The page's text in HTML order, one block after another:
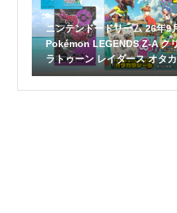
ニンテンドードリーム 26年9
Pokémon LEGENDS Z-A ク
ラトゥーン レイダース オタ